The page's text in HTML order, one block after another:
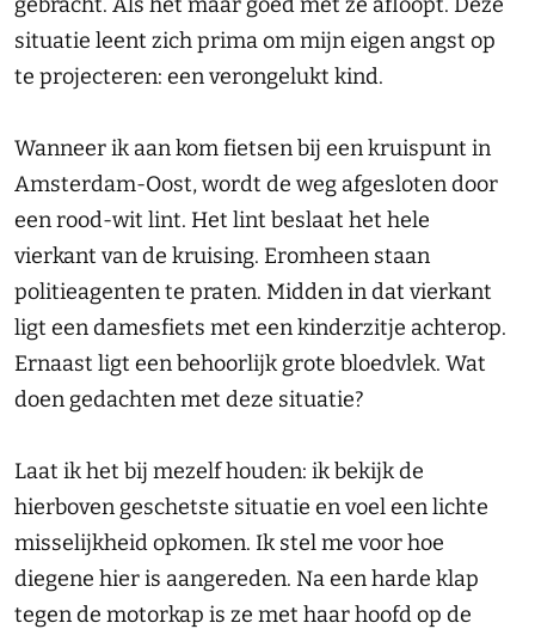
situatie leent zich prima om mijn eigen angst op
te projecteren: een verongelukt kind.
Wanneer ik aan kom fietsen bij een kruispunt in
Amsterdam-Oost, wordt de weg afgesloten door
een rood-wit lint. Het lint beslaat het hele
vierkant van de kruising. Eromheen staan
politieagenten te praten. Midden in dat vierkant
ligt een damesfiets met een kinderzitje achterop.
Ernaast ligt een behoorlijk grote bloedvlek. Wat
doen gedachten met deze situatie?
Laat ik het bij mezelf houden: ik bekijk de
hierboven geschetste situatie en voel een lichte
misselijkheid opkomen. Ik stel me voor hoe
diegene hier is aangereden. Na een harde klap
tegen de motorkap is ze met haar hoofd op de